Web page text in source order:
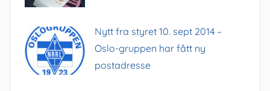
Nytt fra styret 10. sept 2014 –
Oslo-gruppen har fått ny
postadresse